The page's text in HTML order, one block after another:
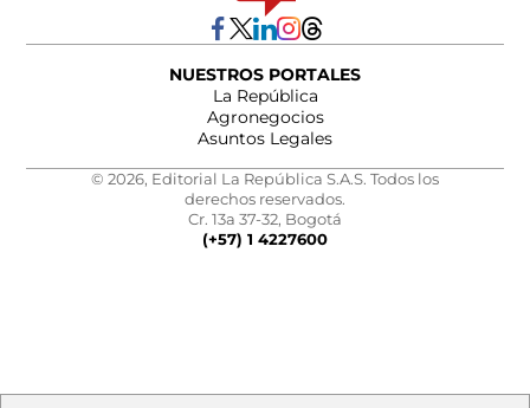
NUESTROS PORTALES
La República
Agronegocios
Asuntos Legales
© 2026, Editorial La República S.A.S. Todos los
derechos reservados.
Cr. 13a 37-32, Bogotá
(+57) 1 4227600